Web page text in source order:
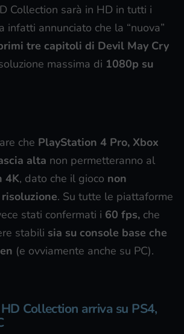
Collection sarà in HD in tutti i
infatti annunciato che la “nuova”
tre capitoli di Devil May Cry
massima di 1080p su
che PlayStation 4 Pro, Xbox
alta non permetteranno al
4K, dato che il gioco non
. Su tutte le piattaforme
stati confermati i 60 fps, che
stabili sia su console base che
(e ovviamente anche su PC).
Collection arriva su PS4,